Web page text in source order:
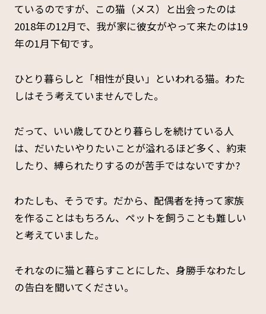
ているのですが、この猫（メス）と出会ったのは
2018年の12月で、我が家に彼女がやって来たのは19
年の1月下旬です。
ひとり暮らしと「相性が良い」といわれる猫。わた
しはそう考えていませんでした。
だって、いい歳してひとり暮らしを続けている人
は、だいたいやりたいことが溢れるほど多く、約束
したり、縛られたりするのが苦手ではないですか?
わたしも、そうです。だから、配偶者を持って家族
を作ることはもちろん、ペットを飼うことも難しい
と考えていました。
それなのに猫と暮らすことにした、身勝手なわたし
の告白を聞いてください。